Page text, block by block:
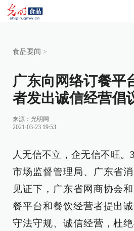
食品要闻 >
广东向网络订餐平
者发出诚信经营倡
来源：光明网
2021-03-23 19:53
人无信不立，企无信不旺
市场监督管理局、广东省
见证下，广东省网商协会
餐平台和餐饮经营者提出
守法守规、诚信经营，杜